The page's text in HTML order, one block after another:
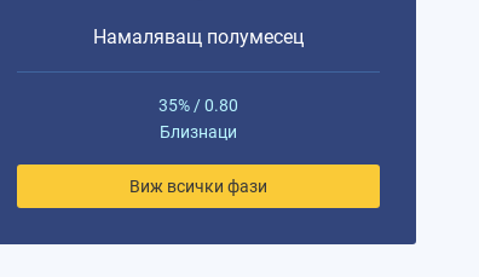
Намаляващ полумесец
35% / 0.80
Близнаци
Виж всички фази